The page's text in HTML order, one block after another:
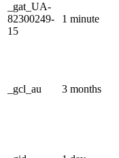
_gat_UA-
82300249-
15
1 minute
_gcl_au 3 months